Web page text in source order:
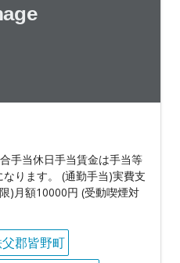
手当休日手当賃金は手当等
ります。 (通勤手当)実費支
)月額10000円 (受動喫煙対
郡皆野町